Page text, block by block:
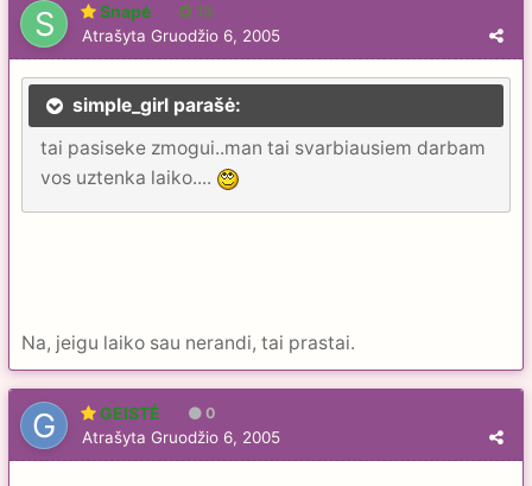
Snapė 13
Atrašyta Gruodžio 6, 2005
simple_girl parašė:
tai pasiseke zmogui..man tai svarbiausiem darbam
vos uztenka laiko....
Na, jeigu laiko sau nerandi, tai prastai.
GEISTĖ 0
Atrašyta Gruodžio 6, 2005